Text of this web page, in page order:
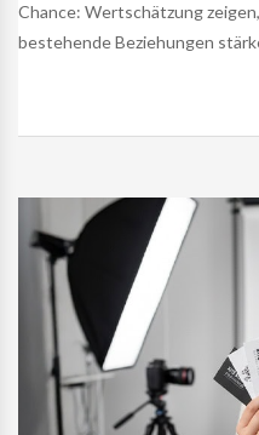
Chance: Wertschätzung
bestehende Beziehungen